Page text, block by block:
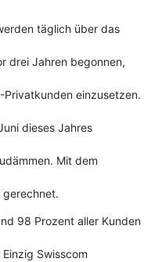
täglich über das
drei Jahren begonnen,
Privatkunden einzusetzen.
dieses Jahres
Mit dem
98 Prozent aller Kunden
Swisscom